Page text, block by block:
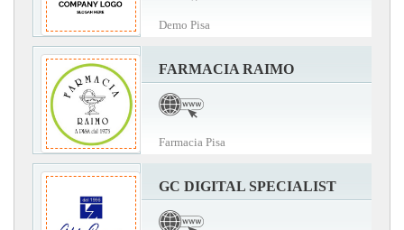
Demo Pisa
FARMACIA RAIMO
Farmacia Pisa
GC DIGITAL SPECIALIST